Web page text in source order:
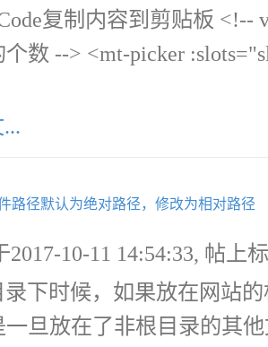
复制内容到剪贴板 <!--
数 --> <mt-picker
路径默认为绝对路径，修改为相对路径
2017-10-11 14:54:33, 帖上
下时候，如果放在网站
旦放在了非根目录的其